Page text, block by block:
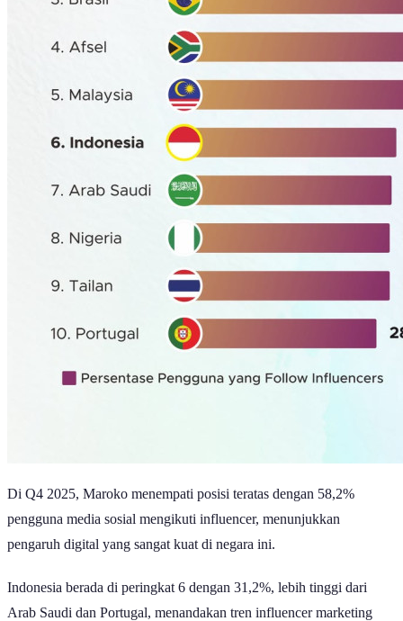
Di Q4 2025, Maroko menempati posisi teratas dengan 58,2%
pengguna media sosial mengikuti influencer, menunjukkan
pengaruh digital yang sangat kuat di negara ini.
Indonesia berada di peringkat 6 dengan 31,2%, lebih tinggi dari
Arab Saudi dan Portugal, menandakan tren influencer marketing